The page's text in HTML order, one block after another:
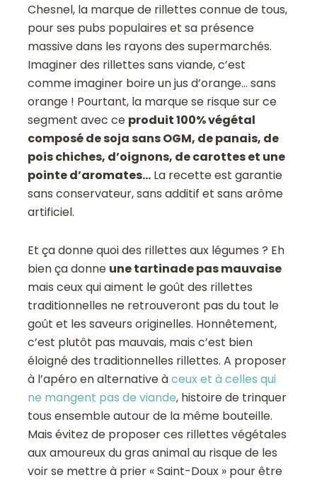
Chesnel, la marque de rillettes connue de tous,
pour ses pubs populaires et sa présence
massive dans les rayons des supermarchés.
Imaginer des rillettes sans viande, c’est
comme imaginer boire un jus d’orange… sans
orange ! Pourtant, la marque se risque sur ce
segment avec ce produit 100% végétal
composé de soja sans OGM, de panais, de
pois chiches, d’oignons, de carottes et une
pointe d’aromates… La recette est garantie
sans conservateur, sans additif et sans arôme
artificiel.
Et ça donne quoi des rillettes aux légumes ? Eh
bien ça donne une tartinade pas mauvaise
mais ceux qui aiment le goût des rillettes
traditionnelles ne retrouveront pas du tout le
goût et les saveurs originelles. Honnêtement,
c’est plutôt pas mauvais, mais c’est bien
éloigné des traditionnelles rillettes. A proposer
à l’apéro en alternative àceux et à celles qui
ne mangent pas de viande, histoire de trinquer
tous ensemble autour de la même bouteille.
Mais évitez de proposer ces rillettes végétales
aux amoureux du gras animal au risque de les
voir se mettre à prier « Saint-Doux » pour être